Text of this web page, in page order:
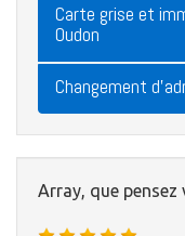
Carte grise et
Oudon
Changement
Array, que pensez